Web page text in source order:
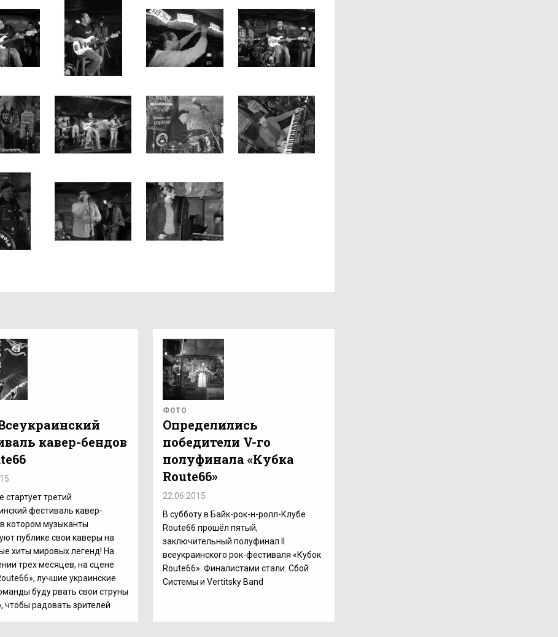
Всеукраинский
кавер-бендов
стартует третий
фестиваль кавер-
котором музыканты
публике свои каверы на
хиты мировых легенд! На
трех месяцев, на сцене
лучшие украинские
буду рвать свои струны
чтобы радовать зрителей
ФОТО
Определились
победители V-го
полуфинала «Кубка
Route66»
22.06.2015
В субботу в Байк-рок-н-ролл-Клубе
Route66 прошёл пятый,
заключительный полуфинал ІІ
всеукраинского рок-фестиваля «Кубок
Route66». Финалистами стали: Сбой
Системы и Vertitsky Band